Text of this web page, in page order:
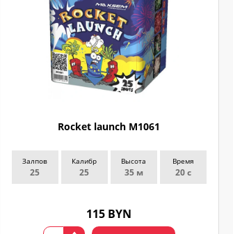
Rocket launch M1061
Залпов
25
Калибр
25
Высота
35 м
Время
20 с
115 BYN